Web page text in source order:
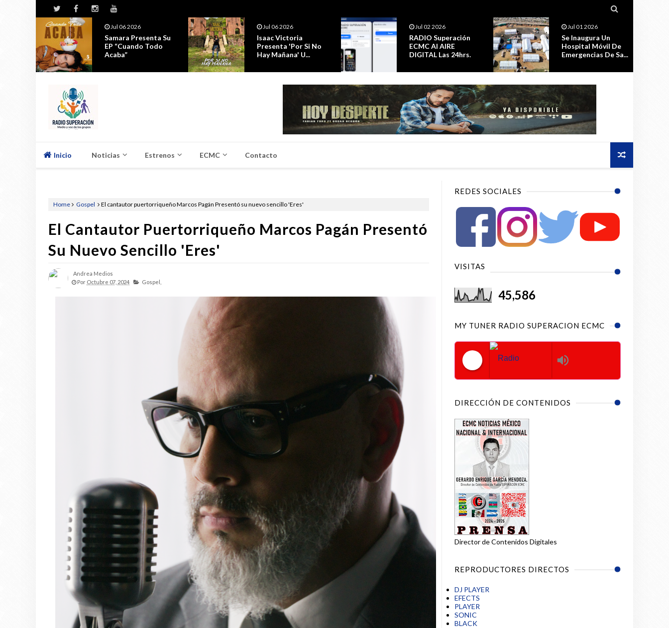

Jul 06 2026
Isaac Victoria
Presenta 'Por Si No
Hay Mañana' U...
Jul 02 2026
RADIO Superación
ECMC Al AIRE
DIGITAL Las 24hrs.
Jul 01 2026
Se Inaugura Un
Hospital Móvil De
Emergencias De Sa...
Jun 10 2026
“Tus Ojos”: El Éxito
De Aron Luix.
Inicio Noticias Estrenos ECMC Contacto
Home Gospel El cantautor puertorriqueño Marcos Pagán Presentó su nuevo sencillo 'Eres'
El Cantautor Puertorriqueño Marcos Pagán Presentó
Su Nuevo Sencillo 'Eres'
Andrea Medios
Por Octubre 07, 2024 Gospel,
REDES SOCIALES
VISITAS
45,586
MY TUNER RADIO SUPERACION ECMC
DIRECCIÓN DE CONTENIDOS
Director de Contenidos Digitales
REPRODUCTORES DIRECTOS
DJ PLAYER
EFECTS
PLAYER
SONIC
BLACK